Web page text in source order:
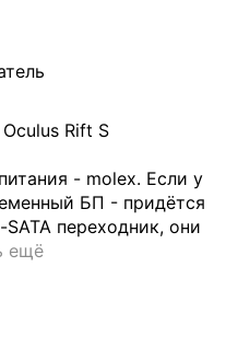
Rift S
- molex. Если у
БП - придётся
переходник, они
ещё